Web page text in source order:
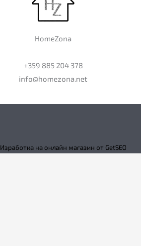
HomeZona
+359 885 204 378
info@homezona.net
Изработка на онлайн магазин от GetSEO